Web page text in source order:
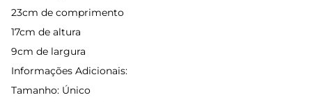
23cm de comprimento
17cm de altura
9cm de largura
Informações Adicionais:
Tamanho: Único